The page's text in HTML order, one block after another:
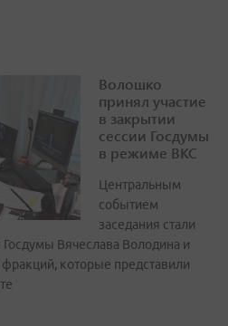
Волошко
принял участие
в закрытии
сессии Госдумы
в режиме ВКС
Центральным
событием
заседания стали
Вячеслава Володина и
которые представили